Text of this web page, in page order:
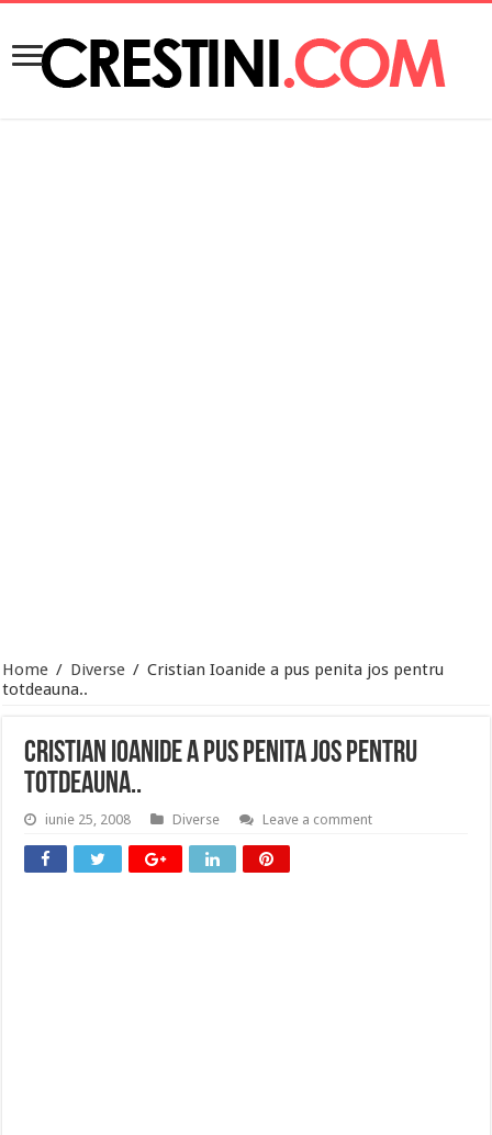
Home / Diverse / Cristian Ioanide a pus penita jos pentru
totdeauna..
Cristian Ioanide a pus penita jos pentru
totdeauna..
iunie 25, 2008 Diverse Leave a comment